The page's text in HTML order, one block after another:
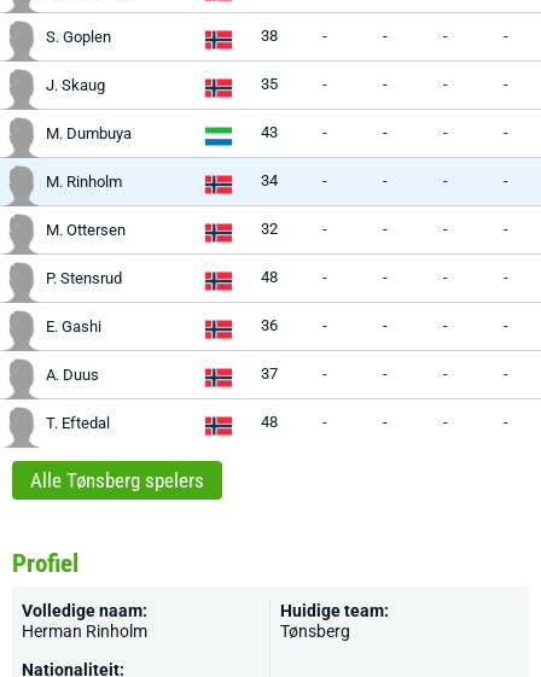
S. Goplen 38 - - - -
J. Skaug 35 - - - -
M. Dumbuya 43 - - - -
M. Rinholm 34 - - - -
M. Ottersen 32 - - - -
P. Stensrud 48 - - - -
E. Gashi 36 - - - -
A. Duus 37 - - - -
T. Eftedal 48 - - - -
Alle Tønsberg spelers
Profiel
Volledige naam:
Herman Rinholm
Nationaliteit:
Huidige team:
Tønsberg